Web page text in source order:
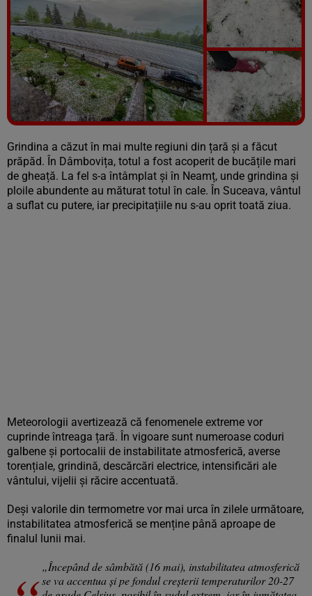
Vezi galeria foto
7 poze
Grindina a căzut în mai multe regiuni din țară și a făcut
prăpăd. În Dâmbovița, totul a fost acoperit de bucățile mari
de gheață. La fel s-a întâmplat și în Neamț, unde grindina și
ploile abundente au măturat totul în cale. În Suceava, vântul
a suflat cu putere, iar precipitațiile nu s-au oprit toată ziua.
Meteorologii avertizează că fenomenele extreme vor
cuprinde întreaga țară. În vigoare sunt numeroase coduri
galbene și portocalii de instabilitate atmosferică, averse
torențiale, grindină, descărcări electrice, intensificări ale
vântului, vijelii și răcire accentuată.
Deși valorile din termometre vor mai urca în zilele următoare,
instabilitatea atmosferică se menține până aproape de
finalul lunii mai.
„Începând de sâmbătă (16 mai), instabilitatea atmosferică
se va accentua și pe fondul creșterii temperaturilor 20-27